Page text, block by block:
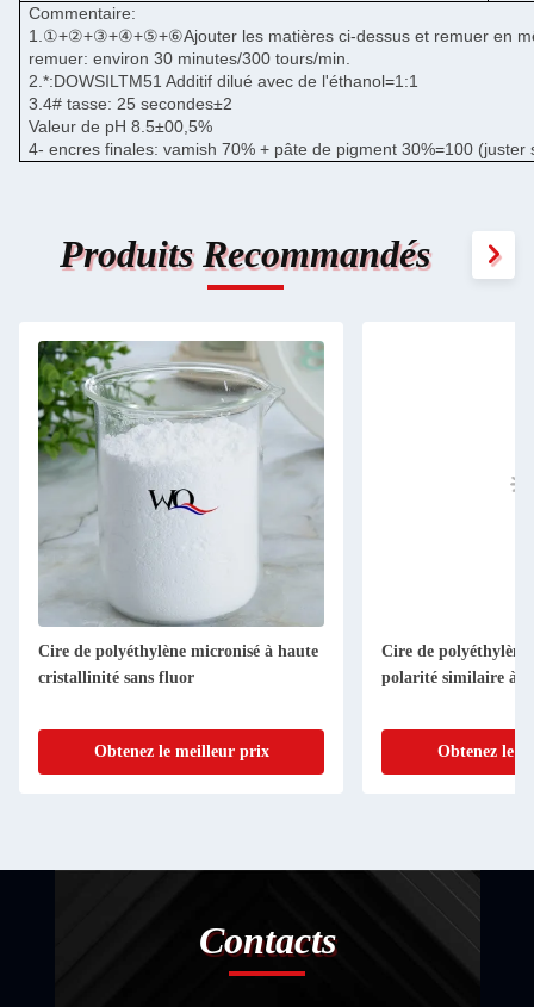
Commentaire:
1. ①+②+③+④+⑤+⑥Ajouter les matières ci-dessus et remuer en
remuer: environ 30 minutes/300 tours/min.
2.*:DOWSILTM51 Additif dilué avec de l'éthanol=1:1
3.4# tasse: 25 secondes±2
Valeur de pH 8.5±00,5%
4- encres finales: vamish 70% + pâte de pigment 30%=100 (juster
Produits Recommandés
Cire de polyéthylène micronisé à haute
cristallinité sans fluor
Obtenez le meilleur prix
Cire de
polarité similaire à
Obtenez le
Contacts